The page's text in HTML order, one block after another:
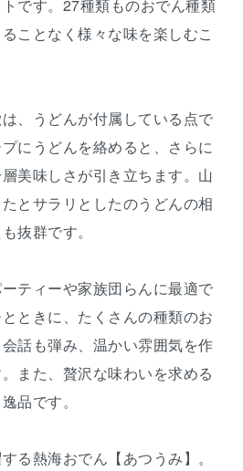
です。27種類ものおでん種類
ことなく様々な味を楽しむこ
、うどんが付属している点で
にうどんを絡めると、さらに
美味しさが引き立ちます。山
とサラリとしたのうどんの相
抜群です。
ティーや家族団らんに最適で
ときに、たくさんの種類のお
話も弾み、温かい雰囲気を作
また、贅沢な味わいを求める
品です。
る熱海おでん【あつうみ】。